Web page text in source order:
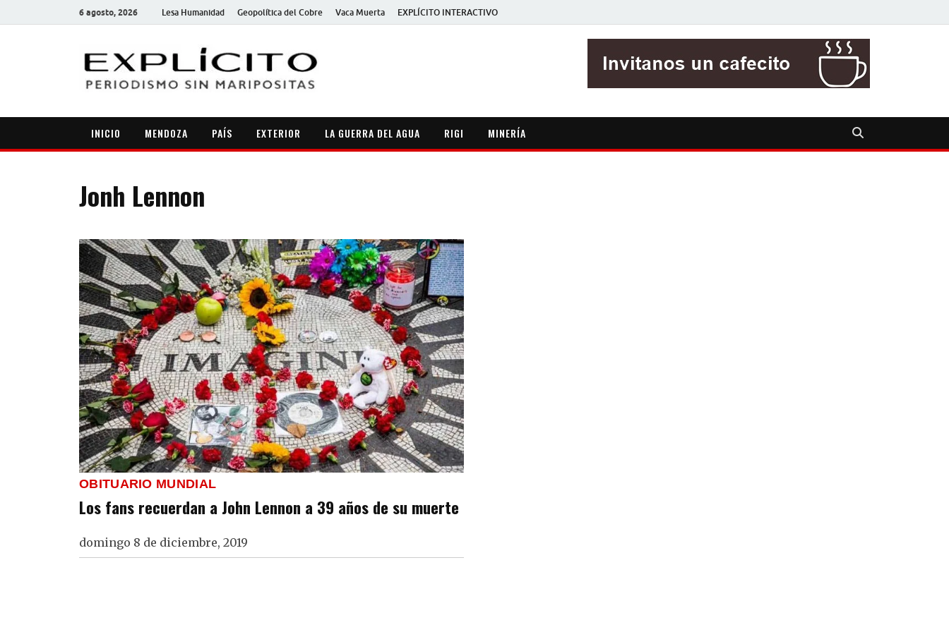
6 agosto, 2026 Lesa Humanidad Geopolítica del Cobre Vaca Muerta EXPLÍCITO INTERACTIVO
INICIO MENDOZA PAÍS EXTERIOR LA GUERRA DEL AGUA RIGI MINERÍA
Jonh Lennon
OBITUARIO MUNDIAL
Los fans recuerdan a John Lennon a 39 años de su muerte
domingo 8 de diciembre, 2019